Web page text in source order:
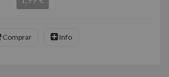
Comprar Info